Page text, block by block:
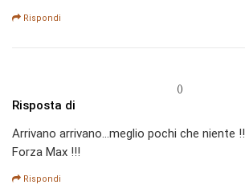
Rispondi
()
Risposta di
Arrivano arrivano...meglio pochi che niente !!
Forza Max !!!
Rispondi